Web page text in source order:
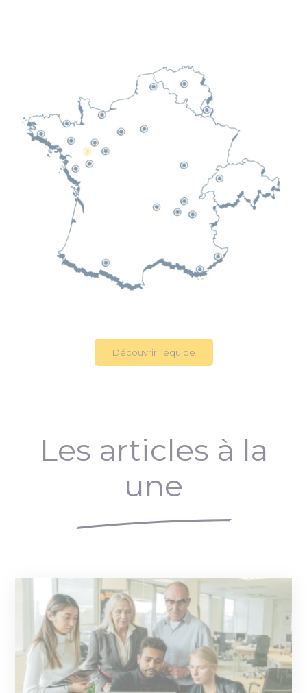
Découvrir l’équipe
Les articles à la
une